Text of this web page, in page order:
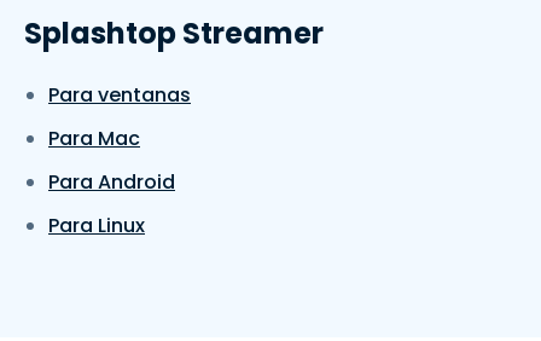
Splashtop Streamer
Para ventanas
Para Mac
Para Android
Para Linux